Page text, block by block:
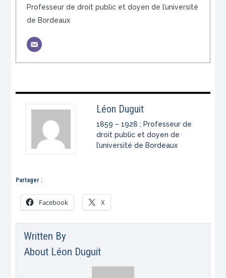
Professeur de droit public et doyen de l’université
de Bordeaux
Léon Duguit
1859 – 1928 ; Professeur de
droit public et doyen de
l’université de Bordeaux
Partager :
Facebook X
Written By
About Léon Duguit